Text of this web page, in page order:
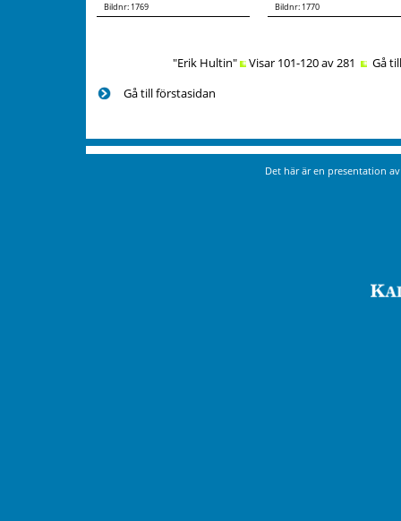
Bildnr: 1769
Bildnr: 1770
"Erik Hultin" Visar 101-120 av 281
Gå
Gå till förstasidan
Det här är en presentation